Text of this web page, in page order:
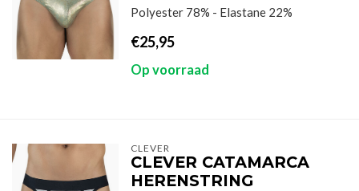
Polyester 78% - Elastane 22%
€25,95
Op voorraad
CLEVER
CLEVER CATAMARCA
HERENSTRING